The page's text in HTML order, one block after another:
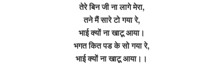
तेरे बिन जी ना लागे मेरा,
तने मैं सारे टो गया रे,
भाई क्यों ना खाटू आया।
भगत कित पड के सो गया रे,
भाई क्यों ना खाटू आया।।